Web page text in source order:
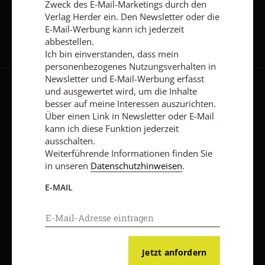
AGB und Widerrufsbelehrung Datenschutz Barrierefreiheit
Impressum
Vertrag widerrufen Abo online kündigen
Zweck des E-Mail-Marketings durch den
Verlag Herder ein. Den Newsletter oder die
E-Mail-Werbung kann ich jederzeit
abbestellen.
Ich bin einverstanden, dass mein
personenbezogenes Nutzungsverhalten in
Newsletter und E-Mail-Werbung erfasst
und ausgewertet wird, um die Inhalte
besser auf meine Interessen auszurichten.
Über einen Link in Newsletter oder E-Mail
kann ich diese Funktion jederzeit
ausschalten.
Weiterführende Informationen finden Sie
in unseren Datenschutzhinweisen.
E-MAIL
Jetzt anfordern